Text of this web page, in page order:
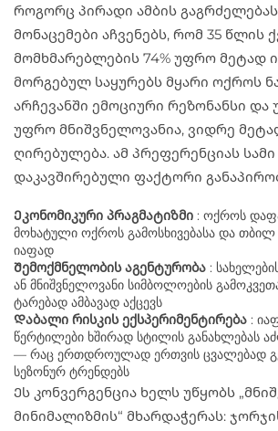
როგორც პირადი ამბის
მონაცემები აჩვენებს, რომ 35 წლის
მომხმარებლების 74% უფრო მეტად
მორგებულ საყურებს მყარი ოქროს
არჩევანში ემოციური რეზონანსი და
უფრო მნიშვნელოვანია, ვიდრე
ღირებულება. ამ პრეფერენციას
დაკავშირებული ფაქტორი
Ეკონომიკური პრაგმატიზმი : ოქროს
მოხატული ოქროს გამოსხივებასა და თბილ
იაფად
Შემოქმნელობის აგენტურობა :
ან მნიშვნელოვანი სიმბოლოების
ტარებად ამბავად აქცევს
Დაბალი რისკის ექსპერიმენტირება :
წერტილები ხშირად სტილის განახლებას
— რაც ერთდროულად ერთვის ცვალებად
სეზონურ ტრენდებს
Ეს კონვერგენცია ხელს უწყობს
მინიმალიზმის“ მხარდაჭერას: